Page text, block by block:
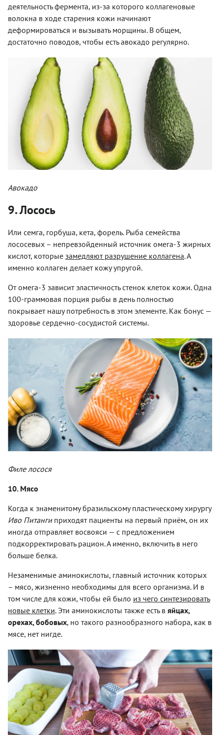
деятельность фермента, из-за которого коллагеновые
волокна в ходе старения кожи начинают
деформироваться и вызывать морщины. В общем,
достаточно поводов, чтобы есть авокадо регулярно.
Авокадо
9. Лосось
Или семга, горбуша, кета, форель. Рыба семейства
лососевых – непревзойденный источник омега-3 жирных
кислот, которые замедляют разрушение коллагена. А
именно коллаген делает кожу упругой.
От омега-3 зависит эластичность стенок клеток кожи. Одна
100-граммовая порция рыбы в день полностью
покрывает нашу потребность в этом элементе. Как бонус —
здоровье сердечно-сосудистой системы.
Филе лосося
10. Мясо
Когда к знаменитому бразильскому пластическому хирургу
Иво Питангиприходят пациенты на первый приём, он их
иногда отправляет восвояси — с предложением
подкорректировать рацион. А именно, включить в него
больше белка.
Незаменимые аминокислоты, главный источник которых
– мясо, жизненно необходимы для всего организма. И в
том числе для кожи, чтобы ей было из чего синтезировать
новые клетки. Эти аминокислоты также есть в яйцах,
орехах, бобовых, но такого разнообразного набора, как в
мясе, нет нигде.